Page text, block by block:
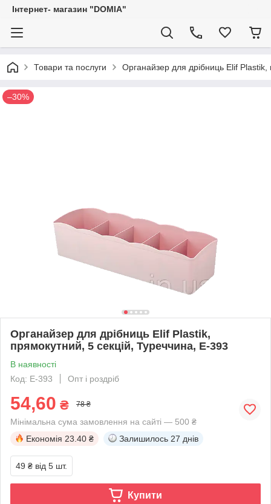
Iнтернет- магазин "DOMIA"
Товари та послуги Органайзер для дрібниць Elif
–30%
Органайзер для дрібниць Elif Plastik,
прямокутний, 5 секцій, Туреччина, Е-393
В наявності
Код: Е-393
Опт і роздріб
54,60 ₴ 78 ₴
Мінімальна сума замовлення на сайті — 500 ₴
Економія 23.40 ₴ Залишилось 27 днів
49 ₴ від 5 шт.
Купити